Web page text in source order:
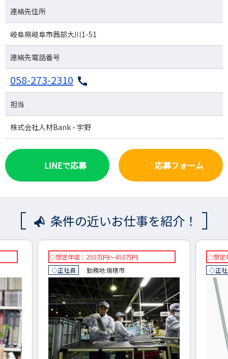
連絡先住所
岐阜県岐阜市茜部大川1-51
連絡先電話番号
058-273-2310
担当
株式会社人材Bank - 宇野
LINEで応募 応募フォーム
条件の近いお仕事を紹介！
◇想定年収：300万円～500万円
◇正社員
勤務地:岐南町
◇想
◇